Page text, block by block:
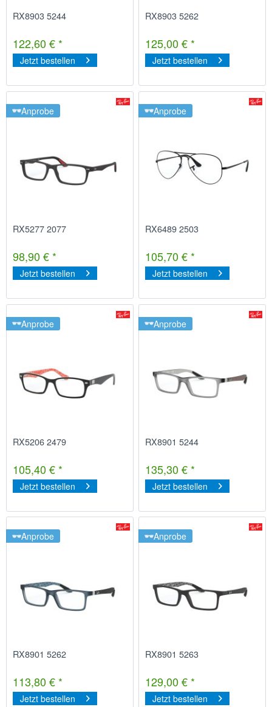
RX8903 5244
122,60 € *
Jetzt bestellen
RX8903 5262
125,00 € *
Jetzt bestellen
Anprobe
RX5277 2077
98,90 € *
Jetzt bestellen
Anprobe
RX6489 2503
105,70 € *
Jetzt bestellen
Anprobe
RX5206 2479
105,40 € *
Jetzt bestellen
Anprobe
RX8901 5244
135,30 € *
Jetzt bestellen
Anprobe
RX8901 5262
113,80 € *
Jetzt bestellen
Anprobe
RX8901 5263
129,00 € *
Jetzt bestellen